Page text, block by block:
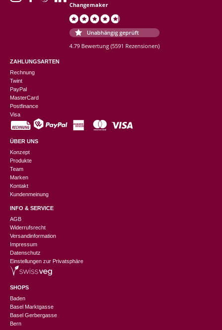
Changemaker
Unabhängig geprüft
4.79 Bewertung (5591 Rezensionen)
ZAHLUNGSARTEN
Rechnung
Twint
PayPal
MasterCard
Postfinance
Visa
ÜBER UNS
Konzept
Produkte
Team
Marken
Kontakt
Kundenmeinung
INFO & SERVICE
AGB
Widerrufsrecht
Versandinformation
Impressum
Datenschutz
Einstellungen zur Privatsphäre
SHOPS
Baden
Basel Marktgasse
Basel Gerbergasse
Bern